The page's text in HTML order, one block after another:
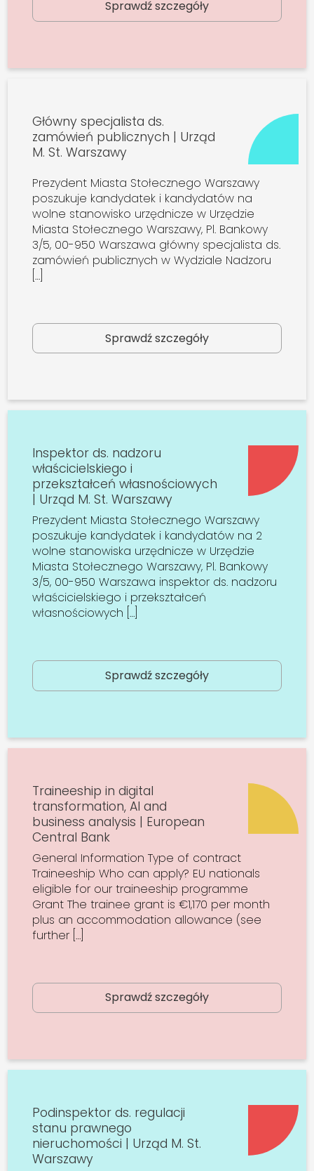
Sprawdź szczegóły
Główny specjalista ds.
zamówień publicznych | Urząd
M. St. Warszawy
Prezydent Miasta Stołecznego Warszawy
poszukuje kandydatek i kandydatów na
wolne stanowisko urzędnicze w Urzędzie
Miasta Stołecznego Warszawy, Pl. Bankowy
3/5, 00-950 Warszawa główny specjalista ds.
zamówień publicznych w Wydziale Nadzoru
[…]
Sprawdź szczegóły
Inspektor ds. nadzoru
właścicielskiego i
przekształceń własnościowych
| Urząd M. St. Warszawy
Prezydent Miasta Stołecznego Warszawy
poszukuje kandydatek i kandydatów na 2
wolne stanowiska urzędnicze w Urzędzie
Miasta Stołecznego Warszawy, Pl. Bankowy
3/5, 00-950 Warszawa inspektor ds. nadzoru
właścicielskiego i przekształceń
własnościowych […]
Sprawdź szczegóły
Traineeship in digital
transformation, AI and
business analysis | European
Central Bank
General Information Type of contract
Traineeship Who can apply? EU nationals
eligible for our traineeship programme
Grant The trainee grant is €1,170 per month
plus an accommodation allowance (see
further […]
Sprawdź szczegóły
Podinspektor ds. regulacji
stanu prawnego
nieruchomości | Urząd M. St.
Warszawy